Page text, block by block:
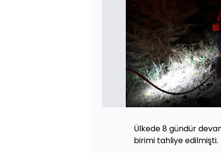
Ülkede 8 gündür
birimi tahliye edilmişti.